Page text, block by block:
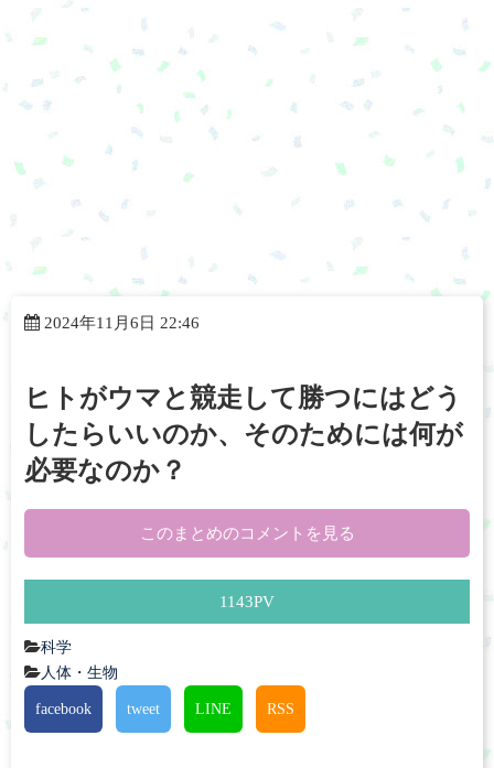
2024年11月6日 22:46
ヒトがウマと競走して勝つにはどう
したらいいのか、そのためには何が
必要なのか？
このまとめのコメントを見る
1143PV
科学
人体・生物
facebook tweet LINE RSS